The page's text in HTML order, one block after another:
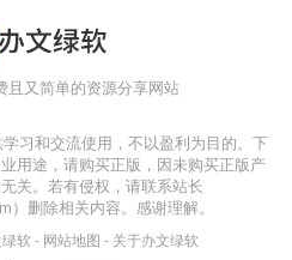
且又简单的资源分享网站
习和交流使用，不以盈利为目的。下
用途，请购买正版，因未购买正版产
关。若有侵权，请联系站长
）删除相关内容。感谢理解。
软 - 网站地图 - 关于办文绿软